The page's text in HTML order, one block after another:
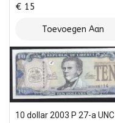
€ 15
Toevoegen Aan
Winkelwagen
10 dollar 2003 P 27-a UNC